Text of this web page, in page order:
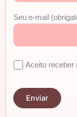
Seu e-mail
Aceito receber